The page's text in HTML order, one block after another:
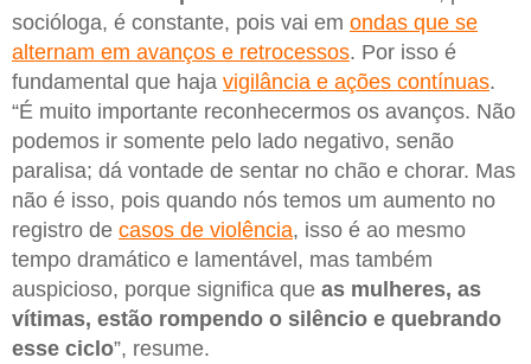
socióloga, é constante, pois vai em ondas que se
alternam em avanços e retrocessos. Por isso é
fundamental que haja vigilância e ações contínuas.
“É muito importante reconhecermos os avanços. Não
podemos ir somente pelo lado negativo, senão
paralisa; dá vontade de sentar no chão e chorar. Mas
não é isso, pois quando nós temos um aumento no
registro de casos de violência, isso é ao mesmo
tempo dramático e lamentável, mas também
auspicioso, porque significa que as mulheres, as
vítimas, estão rompendo o silêncio e quebrando
esse ciclo”, resume.